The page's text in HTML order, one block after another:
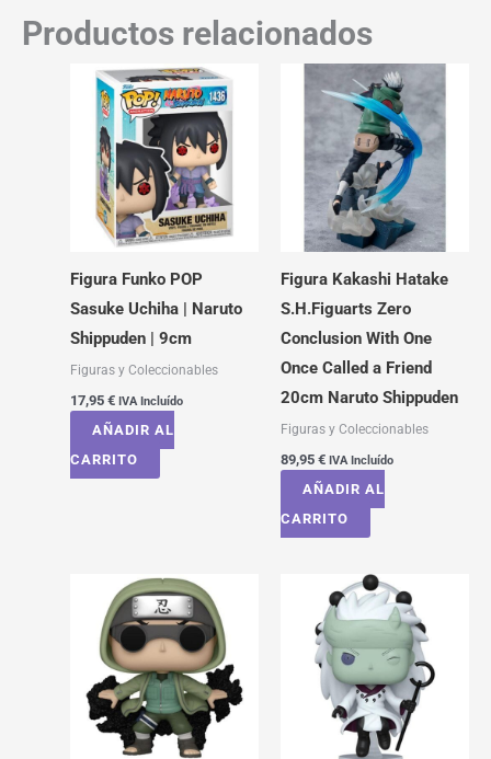
Productos relacionados
Figura Funko POP
Sasuke Uchiha | Naruto
Shippuden | 9cm
Figuras y Coleccionables
17,95 € IVA Incluído
AÑADIR AL
CARRITO
Figura Kakashi Hatake
S.H.Figuarts Zero
Conclusion With One
Once Called a Friend
20cm Naruto Shippuden
Figuras y Coleccionables
89,95 € IVA Incluído
AÑADIR AL
CARRITO